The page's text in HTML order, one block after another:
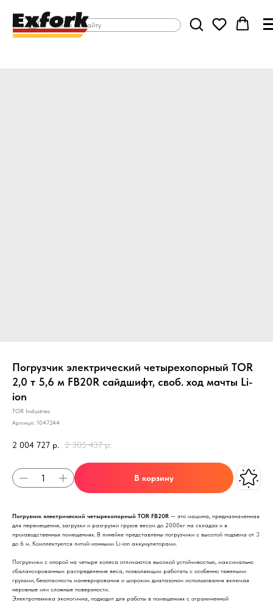
Погрузчик электрический четырехопорный TOR
2,0 т 5,6 м FB20R сайдшифт, своб. ход мачты Li-
ion
TOR Industries
Артикул: 1047244
2 004 727 р. 2 305 437 р.
В корзину
Погрузчик электрический четырехопорный TOR FB20R — это машина, предназначенная
для перемещения, загрузки и разгрузки грузов весом до 2000кг на складах и в
производственных помещениях. В линейке представлены погрузчики с высотой подъема от 3
до 6 м. Комплектуются литий-ионными Li-ion аккумуляторами.
Погрузчики с опорой на четыре колеса отличаются высокой устойчивостью, максимально
сбалансированным распределение веса, позволяющим работать с особенно тяжелыми
грузами, безопасность маневрирования и широким диапазоном использования включая
неровные или сложные поверхности.
Электротехника экологична, подходит для работы в помещениях с ограниченной